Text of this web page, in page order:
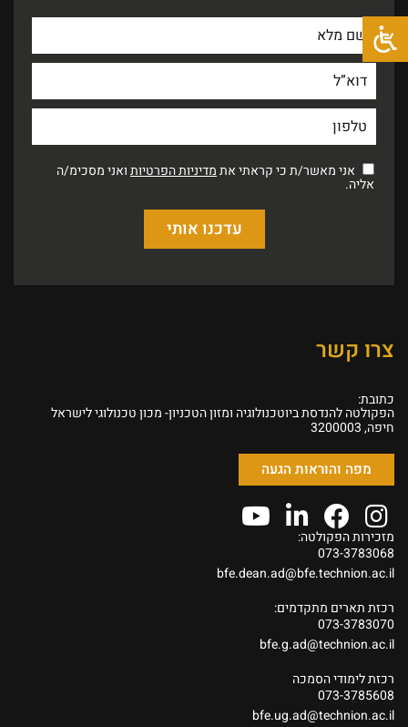
אני מאשר/ת כי קראתי את מדיניות הפרטיות ואני מסכימ/ה
אליה.
צרו קשר
כתובת:
הפקולטה להנדסת ביוטכנולוגיה ומזון הטכניון- מכון טכנולוגי לישראל
חיפה, 3200003
מפה והוראות הגעה
מזכירות הפקולטה:
073-3783068
bfe.dean.ad@bfe.technion.ac.il
רכזת תארים מתקדמים:
073-3783070
bfe.g.ad@technion.ac.il
רכזת לימודי הסמכה
073-3785608
bfe.ug.ad@technion.ac.il